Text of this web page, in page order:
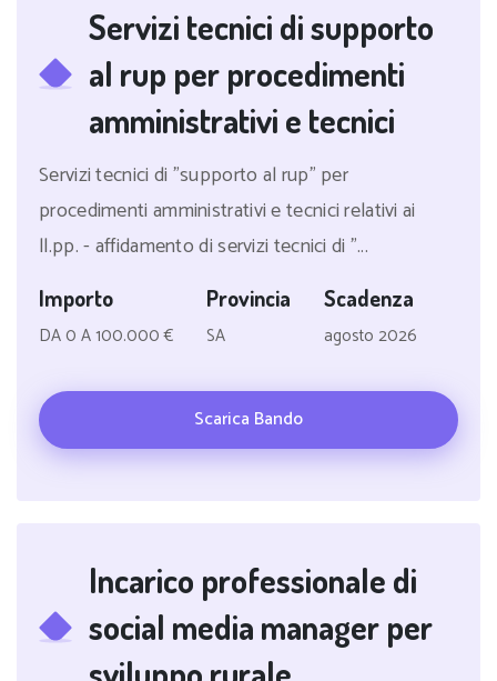
Servizi tecnici di supporto
al rup per procedimenti
amministrativi e tecnici
Servizi tecnici di "supporto al rup" per
procedimenti amministrativi e tecnici relativi ai
ll.pp. - affidamento di servizi tecnici di "...
Importo
DA 0 A 100.000 €
Provincia
SA
Scadenza
agosto 2026
Scarica Bando
Incarico professionale di
social media manager per